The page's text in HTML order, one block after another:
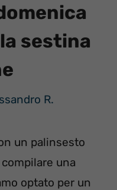
sestina
R.
un palinsesto
una
optato per un